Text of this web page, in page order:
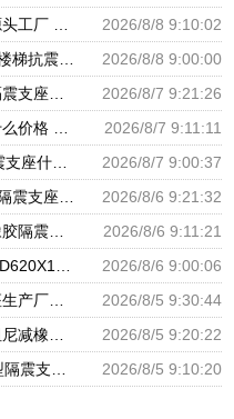
2026/8/8 9:10:02
2026/8/8 9:00:00
2026/8/7 9:21:26
2026/8/7 9:11:11
2026/8/7 9:00:37
2026/8/6 9:21:32
2026/8/6 9:11:21
2026/8/6 9:00:06
2026/8/5 9:30:44
2026/8/5 9:20:22
2026/8/5 9:10:20